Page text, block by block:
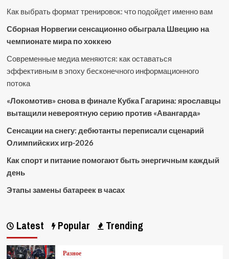
Как выбрать формат тренировок: что подойдет именно вам
Сборная Норвегии сенсационно обыграла Швецию на
чемпионате мира по хоккею
Современные медиа меняются: как оставаться
эффективным в эпоху бесконечного информационного
потока
«Локомотив» снова в финале Кубка Гагарина: ярославцы
вытащили невероятную серию против «Авангарда»
Сенсации на снегу: дебютанты переписали сценарий
Олимпийских игр-2026
Как спорт и питание помогают быть энергичным каждый
день
Этапы замены батареек в часах
Latest Popular Trending
Разное